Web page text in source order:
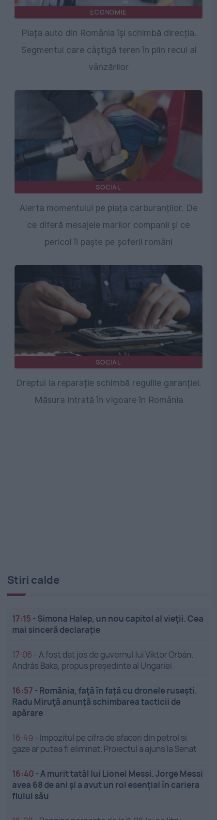
ECONOMIE
Piața auto din România își schimbă direcția.
Segmentul care câștigă teren în plin recul al
vânzărilor
SOCIAL
Alerta momentului pe piața carburanților. De
ce diferă mesajele marilor companii și ce
pericol îi paște pe șoferii români
SOCIAL
Dreptul la reparație schimbă regulile garanției.
Măsura intrată în vigoare în România
Stiri calde
17:15 - Simona Halep, un nou capitol al vieții. Cea
mai sinceră declarație
17:06 -A fost dat jos de guvernul lui Viktor Orbán.
András Baka, propus președinte al Ungariei
16:57 - România, față în față cu dronele rusești.
Radu Miruță anunță schimbarea tacticii de
apărare
16:49 - Impozitul pe cifra de afaceri din petrol și
gaze ar putea fi eliminat. Proiectul a ajuns la Senat
16:40 -A murit tatăl lui Lionel Messi. Jorge Messi
avea 68 de ani și a avut un rol esențial în cariera
fiului său